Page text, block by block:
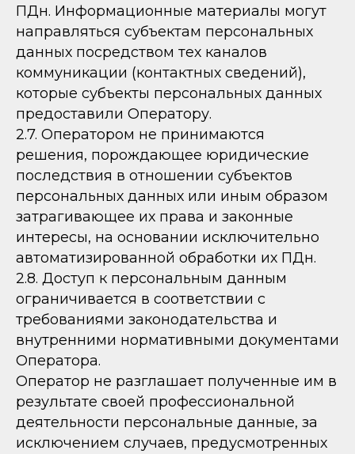
ПДн. Информационные материалы могут
направляться субъектам персональных
данных посредством тех каналов
коммуникации (контактных сведений),
которые субъекты персональных данных
предоставили Оператору.
2.7. Оператором не принимаются
решения, порождающее юридические
последствия в отношении субъектов
персональных данных или иным образом
затрагивающее их права и законные
интересы, на основании исключительно
автоматизированной обработки их ПДн.
2.8. Доступ к персональным данным
ограничивается в соответствии с
требованиями законодательства и
внутренними нормативными документами
Оператора.
Оператор не разглашает полученные им в
результате своей профессиональной
деятельности персональные данные, за
исключением случаев, предусмотренных